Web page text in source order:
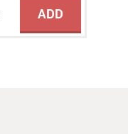
ADD